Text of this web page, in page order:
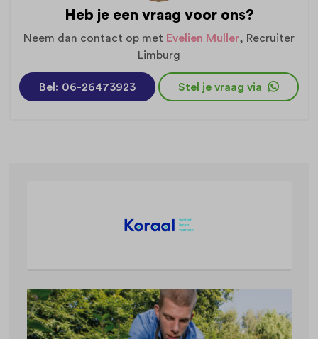
Heb je een vraag voor ons?
Neem dan contact op met Evelien Muller, Recruiter
Limburg
Bel: 06-26473923 Stel je vraag via